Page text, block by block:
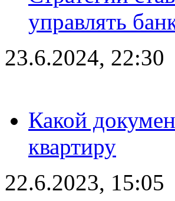
управлять
23.6.2024, 22:30
Какой
квартиру
22.6.2023, 15:05